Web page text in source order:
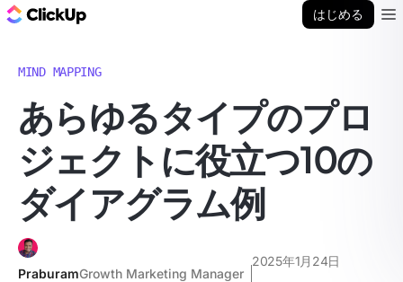
はじめる
MIND MAPPING
あらゆるタイプのプロ
ジェクトに役立つ10の
ダイアグラム例
PraburamGrowth Marketing Manager
2025年1月24日